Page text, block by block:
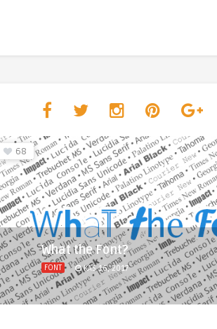
68
What the Font?
FONT KAS 16, 2017